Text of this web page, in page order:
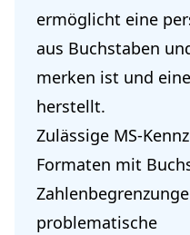
ermöglicht eine
aus Buchstaben
merken ist und
herstellt.
Zulässige MS-
Formaten mit
problematische